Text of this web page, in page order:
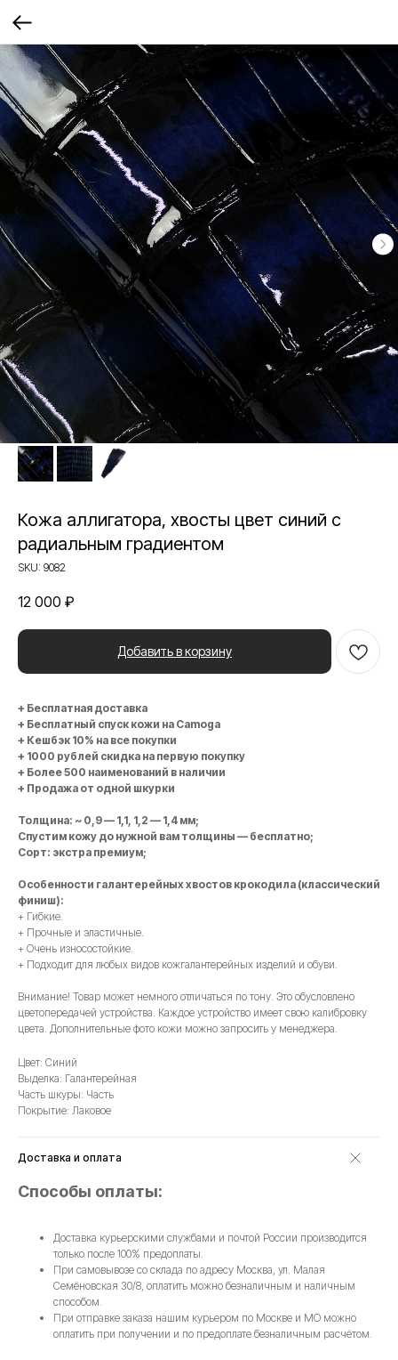
Кожа аллигатора, хвосты цвет синий с
радиальным градиентом
SKU: 9082
12 000 ₽
Добавить в корзину
+ Бесплатная доставка
+ Бесплатный спуск кожи на Camoga
+ Кешбэк 10% на все покупки
+ 1000 рублей скидка на первую покупку
+ Более 500 наименований в наличии
+ Продажа от одной шкурки
Толщина: ~ 0,9 — 1,1, 1,2 — 1,4 мм;
Спустим кожу до нужной вам толщины — бесплатно;
Сорт: экстра премиум;
Особенности галантерейных хвостов крокодила (классический
финиш):
+ Гибкие.
+ Прочные и эластичные.
+ Очень износостойкие.
+ Подходит для любых видов кожгалантерейных изделий и обуви.
Внимание! Товар может немного отличаться по тону. Это обусловлено
цветопередачей устройства. Каждое устройство имеет свою калибровку
цвета. Дополнительные фото кожи можно запросить у менеджера.
Цвет: Синий
Выделка: Галантерейная
Часть шкуры: Часть
Покрытие: Лаковое
Доставка и оплата
Способы оплаты:
Доставка курьерскими службами и почтой России производится
только после 100% предоплаты.
При самовывозе со склада по адресу Москва, ул. Малая
Семёновская 30/8, оплатить можно безналичным и наличным
способом.
При отправке заказа нашим курьером по Москве и МО можно
оплатить при получении и по предоплате безналичным расчётом.